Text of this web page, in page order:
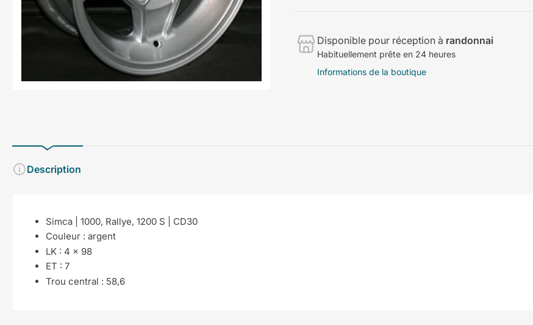
en
modal
Disponible pour réception à randonnai
Habituellement prête en 24 heures
Informations de la boutique
Description
Simca | 1000, Rallye, 1200 S | CD30
Couleur : argent
LK : 4 x 98
ET : 7
Trou central : 58,6